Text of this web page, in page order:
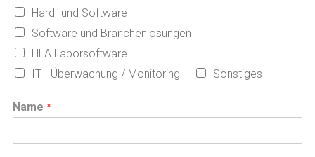
Hard- und Software
Software und Branchenlösungen
HLA Laborsoftware
IT - Überwachung / Monitoring
Sonstiges
Name *